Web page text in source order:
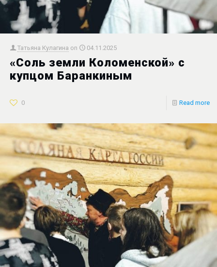
Татьяна Кулагина on 04.11.2025
«Соль земли Коломенской» с
купцом Баранкиным
0 Read more